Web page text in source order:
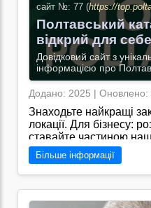
сайт №: 77 (https://
Полтавський
відкрий для
Довідковий сайт з
інформацією про
Додано: 2025 | Оновлено:
Знаходьте найкращі
локації. Для бізнесу:
ставайте частиною
нових клієнтів./Я
"https://top.poltava.ua/",
джерелом інформації
послуги у місті
Більше інформації